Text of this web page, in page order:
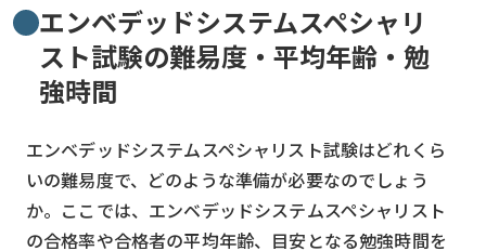
エンベデッドシステムスペシャリ
スト試験の難易度・平均年齢・勉
強時間
エンベデッドシステムスペシャリスト試験はどれくら
いの難易度で、どのような準備が必要なのでしょう
か。ここでは、エンベデッドシステムスペシャリスト
の合格率や合格者の平均年齢、目安となる勉強時間を